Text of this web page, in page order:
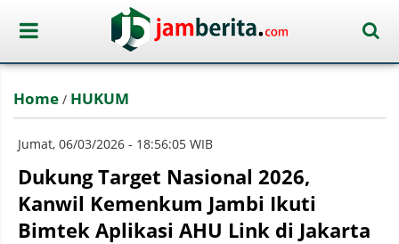
Home / HUKUM
Jumat, 06/03/2026 - 18:56:05 WIB
Dukung Target Nasional 2026,
Kanwil Kemenkum Jambi Ikuti
Bimtek Aplikasi AHU Link di Jakarta